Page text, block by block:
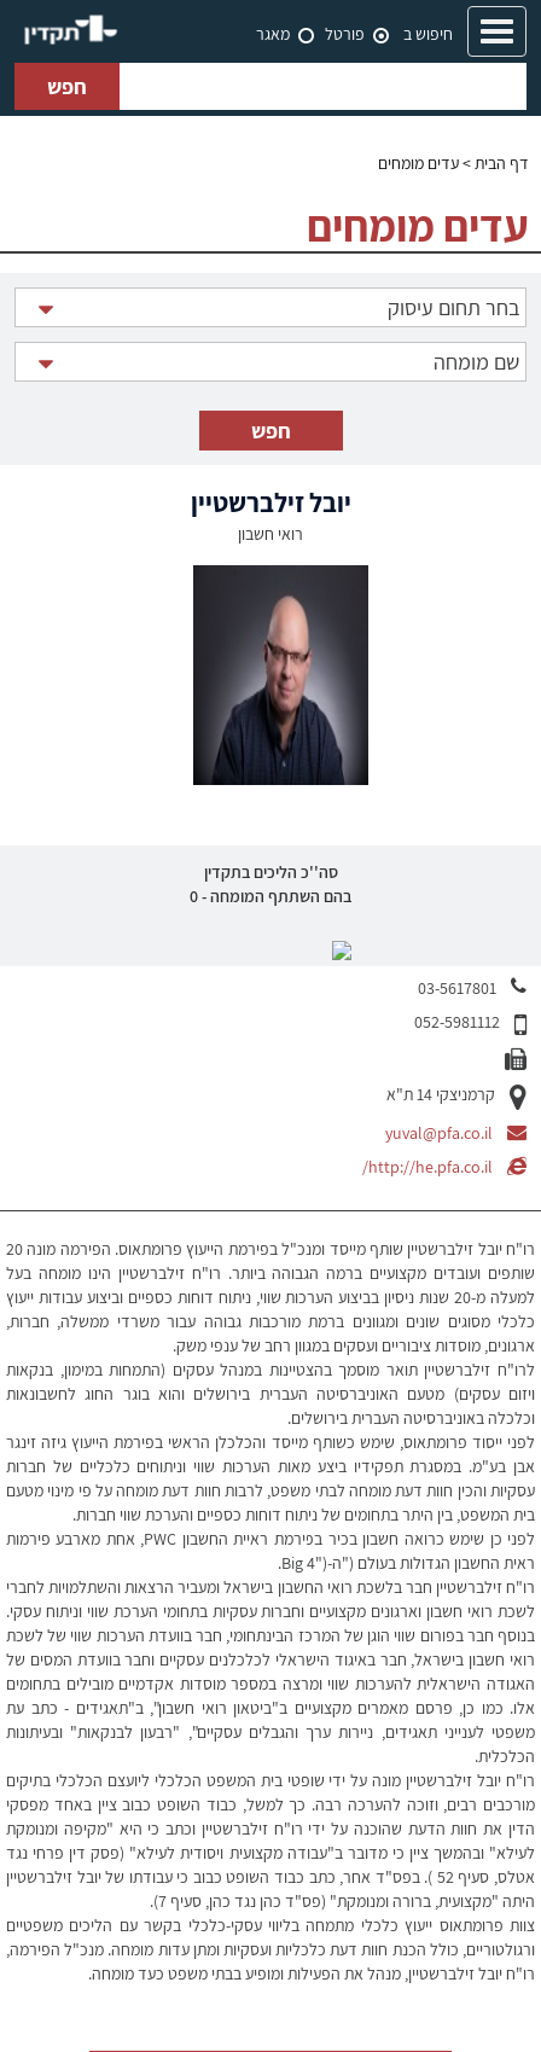
Toggle
navigation
חיפוש ב פורטל מאגר
חפש
דף הבית> עדים מומחים
עדים מומחים
יובל זילברשטיין
רואי חשבון
סה''כ הליכים בתקדין
בהם השתתף המומחה - 0
03-5617801
052-5981112
קרמניצקי 14 ת"א
yuval@pfa.co.il
http://he.pfa.co.il/
רו"ח יובל זילברשטיין שותף מייסד ומנכ"ל בפירמת הייעוץ פרומתאוס. הפירמה מונה 20
שותפים ועובדים מקצועיים ברמה הגבוהה ביותר. רו"ח זילברשטיין הינו מומחה בעל
למעלה מ-20 שנות ניסיון בביצוע הערכות שווי, ניתוח דוחות כספיים וביצוע עבודות ייעוץ
כלכלי מסוגים שונים ומגוונים ברמת מורכבות גבוהה עבור משרדי ממשלה, חברות,
ארגונים, מוסדות ציבוריים ועסקים במגוון רחב של ענפי משק.
לרו"ח זילברשטיין תואר מוסמך בהצטיינות במנהל עסקים (התמחות במימון, בנקאות
ויזום עסקים) מטעם האוניברסיטה העברית בירושלים והוא בוגר החוג לחשבונאות
וכלכלה באוניברסיטה העברית בירושלים.
לפני ייסוד פרומתאוס, שימש כשותף מייסד והכלכלן הראשי בפירמת הייעוץ גיזה זינגר
אבן בע"מ. במסגרת תפקידיו ביצע מאות הערכות שווי וניתוחים כלכליים של חברות
עסקיות והכין חוות דעת מומחה לבתי משפט, לרבות חוות דעת מומחה על פי מינוי מטעם
בית המשפט, בין היתר בתחומים של ניתוח דוחות כספיים והערכת שווי חברות.
לפני כן שימש כרואה חשבון בכיר בפירמת ראיית החשבון PWC, אחת מארבע פירמות
ראית החשבון הגדולות בעולם ("ה-("Big 4.
רו"ח זילברשטיין חבר בלשכת רואי החשבון בישראל ומעביר הרצאות והשתלמויות לחברי
לשכת רואי חשבון וארגונים מקצועיים וחברות עסקיות בתחומי הערכת שווי וניתוח עסקי.
בנוסף חבר בפורום שווי הוגן של המרכז הבינתחומי, חבר בוועדת הערכות שווי של לשכת
רואי חשבון בישראל, חבר באיגוד הישראלי לכלכלנים עסקיים וחבר בוועדת המסים של
האגודה הישראלית להערכות שווי ומרצה במספר מוסדות אקדמיים מובילים בתחומים
אלו. כמו כן, פרסם מאמרים מקצועיים ב"ביטאון רואי חשבון", ב"תאגידים - כתב עת
משפטי לענייני תאגידים, ניירות ערך והגבלים עסקיים", "רבעון לבנקאות" ובעיתונות
הכלכלית.
רו"ח יובל זילברשטיין מונה על ידי שופטי בית המשפט הכלכלי ליועצם הכלכלי בתיקים
מורכבים רבים, וזוכה להערכה רבה. כך למשל, כבוד השופט כבוב ציין באחד מפסקי
הדין את חוות הדעת שהוכנה על ידי רו"ח זילברשטיין וכתב כי היא "מקיפה ומנומקת
לעילא" ובהמשך ציין כי מדובר ב"עבודה מקצועית ויסודית לעילא" (פסק דין פרחי נגד
אטלס, סעיף 52 ). בפס"ד אחר, כתב כבוד השופט כבוב כי עבודתו של יובל זילברשטיין
היתה "מקצועית, ברורה ומנומקת" (פס"ד כהן נגד כהן, סעיף 7).
צוות פרומתאוס ייעוץ כלכלי מתמחה בליווי עסקי-כלכלי בקשר עם הליכים משפטיים
ורגולטוריים, כולל הכנת חוות דעת כלכליות ועסקיות ומתן עדות מומחה. מנכ"ל הפירמה,
רו"ח יובל זילברשטיין, מנהל את הפעילות ומופיע בבתי משפט כעד מומחה.